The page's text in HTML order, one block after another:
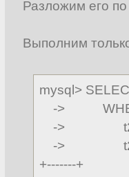
Разложим его
Выполним
mysql>
->
->
->
+-------+